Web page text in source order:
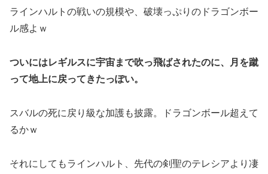
ラインハルトの戦いの規模や、破壊っぷりのドラゴンボー
ル感よｗ
ついにはレギルスに宇宙まで吹っ飛ばされたのに、月を蹴
って地上に戻ってきたっぽい。
スバルの死に戻り級な加護も披露。ドラゴンボール超えて
るかｗ
それにしてもラインハルト、先代の剣聖のテレシアより凄